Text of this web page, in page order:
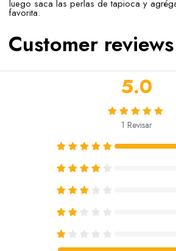
luego saca las perlas de tapioca y
favorita.
Customer reviews
5.0
1 Revisar